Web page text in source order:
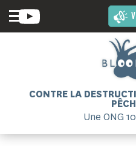
CONTRE LA
Une ONG